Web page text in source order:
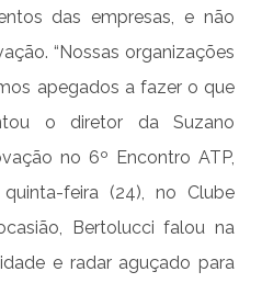
das empresas, e não
“Nossas organizações
apegados a fazer o que
o diretor da Suzano
no 6º Encontro ATP,
feira (24), no Clube
Bertolucci falou na
e radar aguçado para